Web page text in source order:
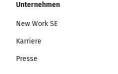
Unternehmen
New Work SE
Karriere
Presse